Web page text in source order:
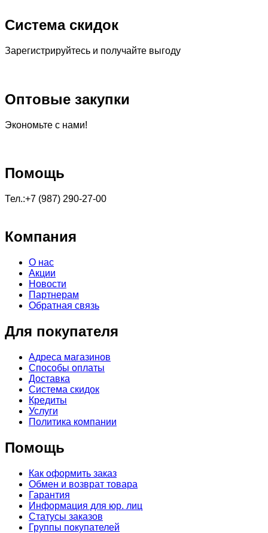
Система скидок
Зарегистрируйтесь и получайте выгоду
Оптовые закупки
Экономьте с нами!
Помощь
Тел.:+7 (987) 290-27-00
Компания
О нас
Акции
Новости
Партнерам
Обратная связь
Для покупателя
Адреса магазинов
Способы оплаты
Доставка
Система скидок
Кредиты
Услуги
Политика компании
Помощь
Как оформить заказ
Обмен и возврат товара
Гарантия
Информация для юр. лиц
Статусы заказов
Группы покупателей